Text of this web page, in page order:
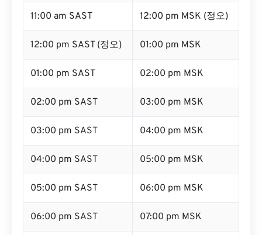
11:00 am SAST 12:00 pm MSK (정오)
12:00 pm SAST (정오) 01:00 pm MSK
01:00 pm SAST 02:00 pm MSK
02:00 pm SAST 03:00 pm MSK
03:00 pm SAST 04:00 pm MSK
04:00 pm SAST 05:00 pm MSK
05:00 pm SAST 06:00 pm MSK
06:00 pm SAST 07:00 pm MSK